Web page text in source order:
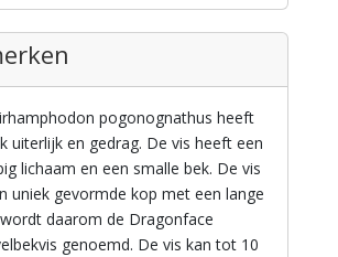
pogonognathus heeft
uiterlijk en gedrag. De vis heeft een
lichaam en een smalle bek. De vis
uniek gevormde kop met een lange
daarom de Dragonface
genoemd. De vis kan tot 10